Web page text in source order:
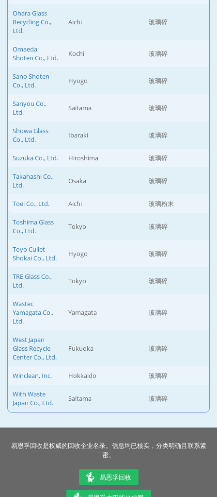
Ohara Glass
Recycling Co.,
Ltd.
Aichi 玻璃碎
Omaeda
Shoten Co., Ltd.
Kochi 玻璃碎
Sano Shoten
Co., Ltd.
Hyogo 玻璃碎
Sanyou Co.,
Ltd.
Saitama 玻璃碎
Showa Glass
Co., Ltd.
Ibaraki 玻璃碎
Suzuka Co., Ltd. Hiroshima 玻璃碎
Takahashi Co.,
Ltd.
Osaka 玻璃碎
Toei Co., Ltd. Aichi 玻璃粉末
Toshima Glass
Co., Ltd.
Tokyo 玻璃碎
Toyo Cullet
Shokai Co., Ltd.
Hyogo 玻璃碎
TRE Glass Co.,
Ltd.
Tokyo 玻璃碎
Wastec
Yamagata Co.,
Ltd.
Yamagata 玻璃碎
West Japan
Glass Recycle
Center Co., Ltd.
Fukuoka 玻璃碎
Winclean, Inc. Hokkaido 玻璃碎
With Waste
Japan Co., Ltd.
Saitama 玻璃碎
易恩孚回收是权威的回收企业名录。信息均已核实，分类明确且联系紧
密。
易恩孚回收